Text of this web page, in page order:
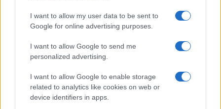
I want to allow my user data to be sent to
Google for online advertising purposes.
I want to allow Google to send me
personalized advertising.
I want to allow Google to enable storage
related to analytics like cookies on web or
device identifiers in apps.
09/08/26 - 12:46
Με πορεία μοτοσικλετιστών από όλες τις ελεύθερες
Ισαάκ και του Σολωμού Σολωμού
ΑΜΥΝΑ
8 Αυγούστου 1884: Τα εγκαίνια της Σχολής Ναυτικών
Δοκίμων έτσι όπως την ξέρουμε σήμερα!
ΑΜΥΝΑ